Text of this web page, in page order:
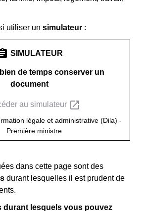
utiliser un simulateur :
SIMULATEUR
de temps conserver un
document
au simulateur open_in_new
légale et administrative (Dila) -
Première ministre
dans cette page sont des
durant lesquelles il est prudent de
durant lesquels vous pouvez